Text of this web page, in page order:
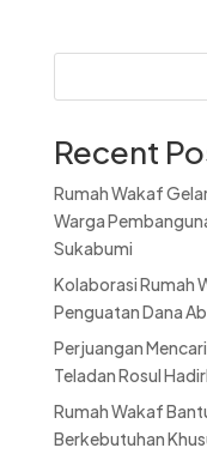
Recent
Rumah Wakaf
Warga
Sukabumi
Kolaborasi Rumah
Penguatan Dana
Perjuangan
Teladan Rosul
Rumah Wakaf
Berkebutuhan